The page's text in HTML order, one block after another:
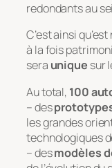
redondants au
C’est ainsi qu’est
à la fois
sera unique sur
Au total, 100
– des
les grandes
technologiques
– desmodèles